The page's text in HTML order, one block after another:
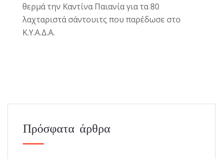
θερμά την Καντίνα Παιανία για τα 80
λαχταριστά σάντουιτς που παρέδωσε στο
Κ.Υ.Α.Δ.Α.
Πρόσφατα άρθρα